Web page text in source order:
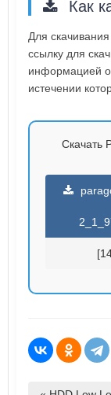
Как
Для
ссылку для
информацией
истечении
Скачать